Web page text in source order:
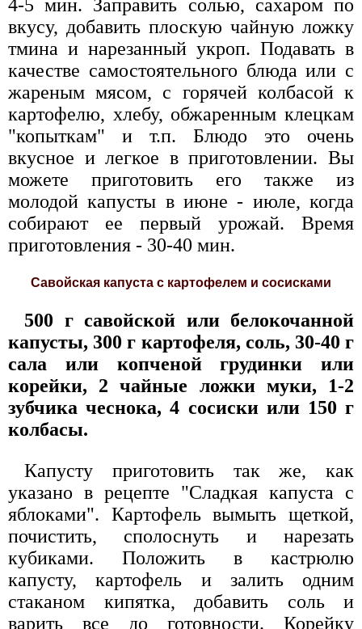
4-5 мин. Заправить солью, сахаром по
вкусу, добавить плоскую чайную ложку
тмина и нарезанный укроп. Подавать в
качестве самостоятельного блюда или с
жареным мясом, с горячей колбасой к
картофелю, хлебу, обжаренным клецкам
"копыткам" и т.п. Блюдо это очень
вкусное и легкое в приготовлении. Вы
можете приготовить его также из
молодой капусты в июне - июле, когда
собирают ее первый урожай. Время
приготовления - 30-40 мин.
Савойская капуста с картофелем и сосисками
500 г савойской или белокочанной
капусты, 300 г картофеля, соль, 30-40 г
сала или копченой грудинки или
корейки, 2 чайные ложки муки, 1-2
зубчика чеснока, 4 сосиски или 150 г
колбасы.
Капусту приготовить так же, как
указано в рецепте "Сладкая капуста с
яблоками". Картофель вымыть щеткой,
почистить, сполоснуть и нарезать
кубиками. Положить в кастрюлю
капусту, картофель и залить одним
стаканом кипятка, добавить соль и
варить все до готовности. Корейку